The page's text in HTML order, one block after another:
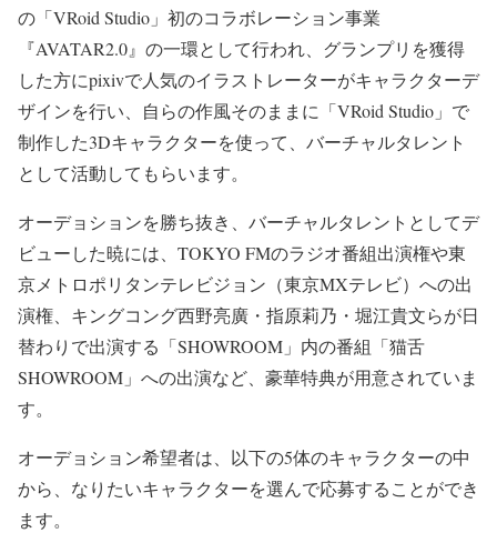
の「VRoid Studio」初のコラボレーション事業
『AVATAR2.0』の一環として行われ、グランプリを獲得
した方にpixivで人気のイラストレーターがキャラクターデ
ザインを行い、自らの作風そのままに「VRoid Studio」で
制作した3Dキャラクターを使って、バーチャルタレント
として活動してもらいます。
オーデョションを勝ち抜き、バーチャルタレントとしてデ
ビューした暁には、TOKYO FMのラジオ番組出演権や東
京メトロポリタンテレビジョン（東京MXテレビ）への出
演権、キングコング西野亮廣・指原莉乃・堀江貴文らが日
替わりで出演する「SHOWROOM」内の番組「猫舌
SHOWROOM」への出演など、豪華特典が用意されていま
す。
オーデョション希望者は、以下の5体のキャラクターの中
から、なりたいキャラクターを選んで応募することができ
ます。